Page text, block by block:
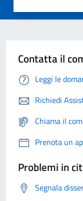
Contatta il
Leggi le
Richiedi
Chiama il
Prenota un
Problemi in
Segnala